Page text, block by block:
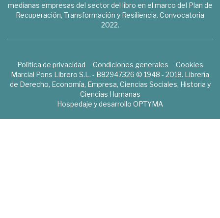
medianas empresas del sector del libro en el marco del Plan de
Recuperación, Transformación y Resiliencia. Convocatoria
2022.
Política de privacidad Condiciones generales
Cookies
Marcial Pons Librero S.L. - B82947326 © 1948 - 2018. Librería
de Derecho, Economía, Empresa, Ciencias Sociales, Historia y
Ciencias Humanas
Hospedaje y desarrollo OPTYMA